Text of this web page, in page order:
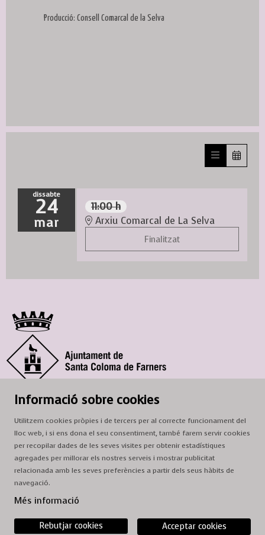
Producció: Consell Comarcal de la Selva
dissabte
24
mar
11:00 h
Arxiu Comarcal de La Selva
Finalitzat
© Ajuntament de Santa Coloma de Farners
: de dilluns a dissabte, de 9 a 13 h.
Adreça: c. del Prat, 16, 17430 Santa Coloma de Farners
A/e:cultura@scf.cat
Sitemap
Informació sobre cookies
Utilitzem cookies pròpies i de tercers per al correcte funcionament del
lloc web, i si ens dona el seu consentiment, també farem servir cookies
per recopilar dades de les seves visites per obtenir estadístiques
agregades per millorar els nostres serveis i mostrar publicitat
relacionada amb les seves preferències a partir dels seus hàbits de
navegació.
Més informació
Acceptar cookies
Rebutjar cookies